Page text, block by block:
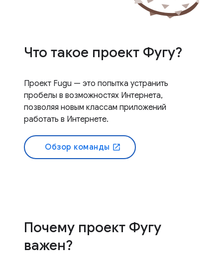
Что такое проект Фугу?
Проект Fugu — это попытка устранить
пробелы в возможностях Интернета,
позволяя новым классам приложений
работать в Интернете.
Обзор команды open_in_new
Почему проект Фугу
важен?